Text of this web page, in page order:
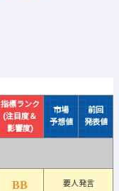
指標ランク
(注目度＆
影響度)
市場
予想値
前回
発表値
要人発言